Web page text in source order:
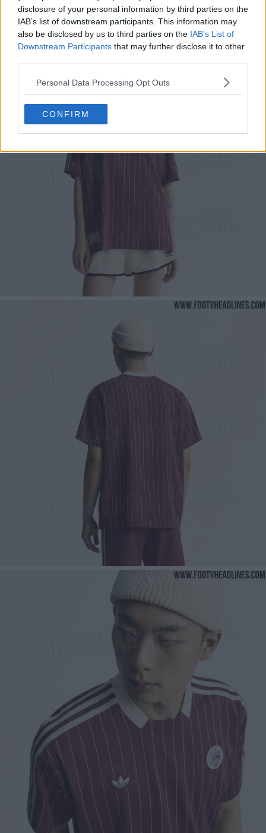
disclosure of your personal information by third parties on the
IAB’s list of downstream participants. This information may
also be disclosed by us to third parties on the IAB’s List of
Downstream Participants that may further disclose it to other
Personal Data Processing Opt Outs
CONFIRM
lanzará en verano de 2025.